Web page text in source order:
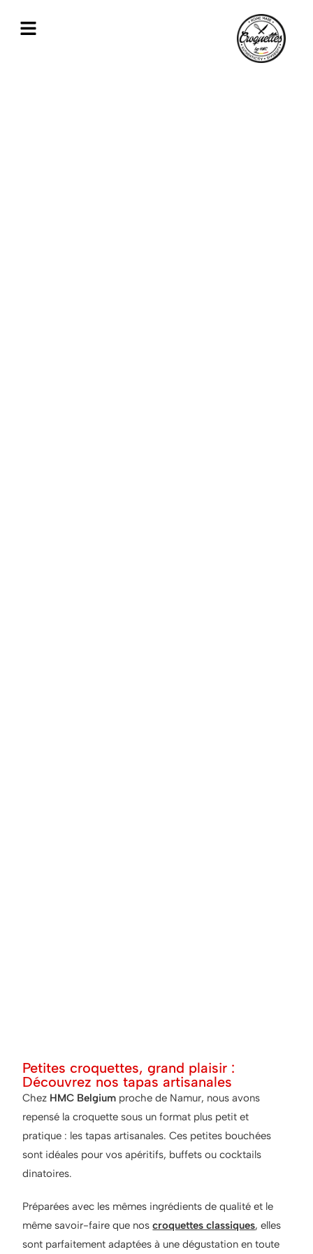
Petites croquettes, grand plaisir :
Découvrez nos tapas artisanales
Chez HMC Belgium proche de Namur, nous avons
repensé la croquette sous un format plus petit et
pratique : les tapas artisanales. Ces petites bouchées
sont idéales pour vos apéritifs, buffets ou cocktails
dinatoires.
Préparées avec les mêmes ingrédients de qualité et le
même savoir-faire que noscroquettes classiques, elles
sont parfaitement adaptées à une dégustation en toute